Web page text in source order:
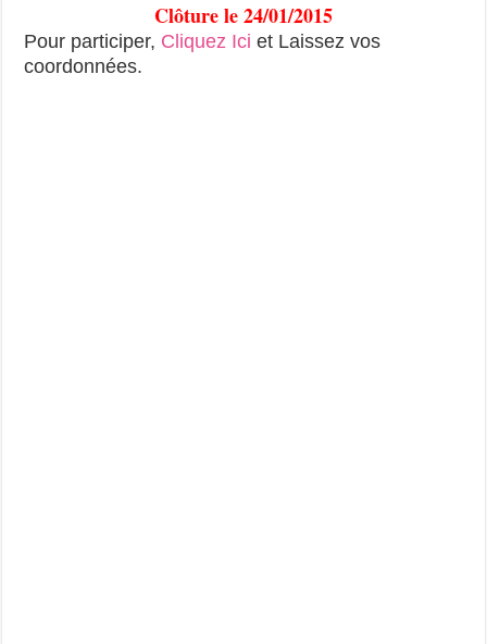
Clôture le 24/01/2015
Pour participer, Cliquez Ici et Laissez vos
coordonnées.